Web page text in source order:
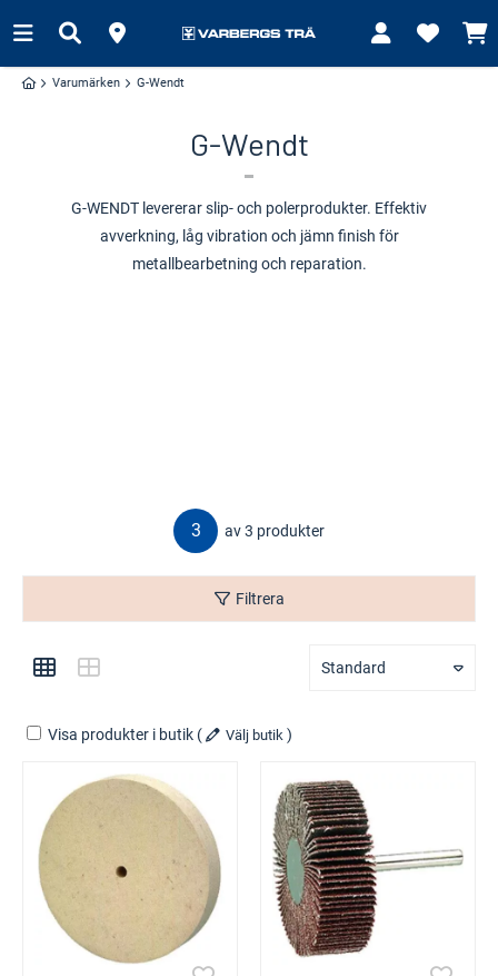
Varumärken G-Wendt
G-Wendt
G-WENDT levererar slip- och polerprodukter. Effektiv
avverkning, låg vibration och jämn finish för
metallbearbetning och reparation.
3 av 3 produkter
Filtrera
Standard
Visa produkter i butik ( Välj butik )